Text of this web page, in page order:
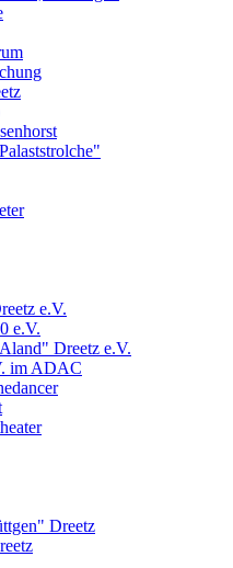
e.V.
e.V.
Dreetz e.V.
im ADAC
Dreetz